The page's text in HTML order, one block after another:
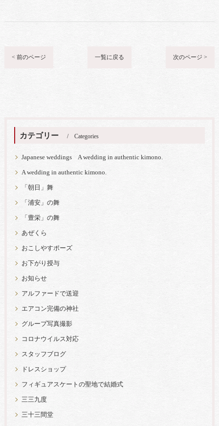
< 前のページ 一覧に戻る 次のページ >
カテゴリー Categories
Japanese weddings A wedding in authentic kimono.
A wedding in authentic kimono.
「朝日」舞
「浦安」の舞
「豊栄」の舞
あぜくら
おこしやすポーズ
お下がり授与
お知らせ
アルファードで送迎
エアコン完備の神社
グループ写真撮影
コロナウイルス対応
スタッフブログ
ドレスショップ
フィギュアスケートの聖地で結婚式
三三九度
三十三間堂